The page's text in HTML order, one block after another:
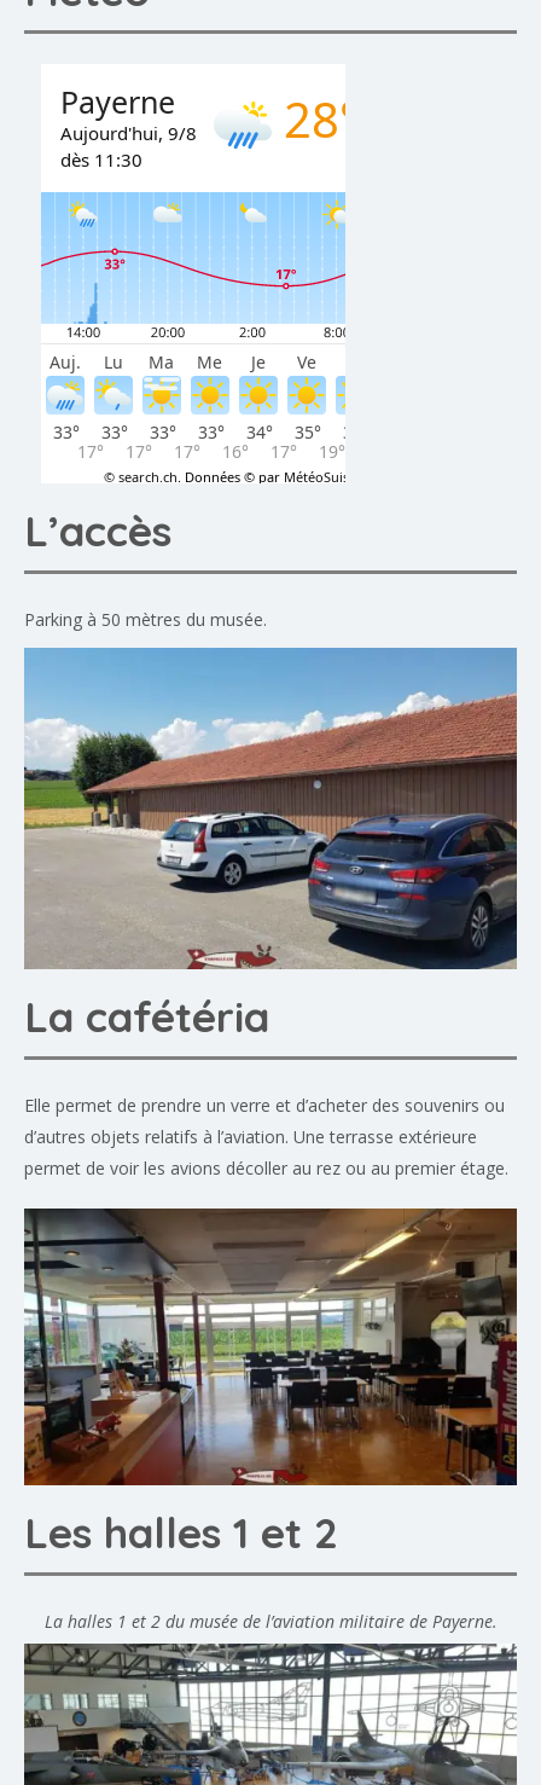
L’accès
Parking à 50 mètres du musée.
La cafétéria
Elle permet de prendre un verre et d’acheter des souvenirs ou
d’autres objets relatifs à l’aviation. Une terrasse extérieure
permet de voir les avions décoller au rez ou au premier étage.
Les halles 1 et 2
La halles 1 et 2 du musée de l’aviation militaire de Payerne.